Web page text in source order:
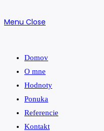
Menu Close
Domov
O mne
Hodnoty
Ponuka
Referencie
Kontakt